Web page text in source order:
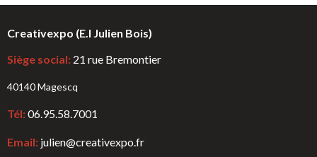
Creativexpo (E.I Julien Bois)
Siège social: 21 rue Bremontier
40140 Magescq
Tél:06.95.58.7001
Email: julien@creativexpo.fr